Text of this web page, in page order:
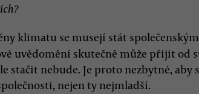
klimatu se musejí stát
uvědomění skutečně může přijít od
stačit nebude. Je proto nezbytné,
nejen ty nejmladší.